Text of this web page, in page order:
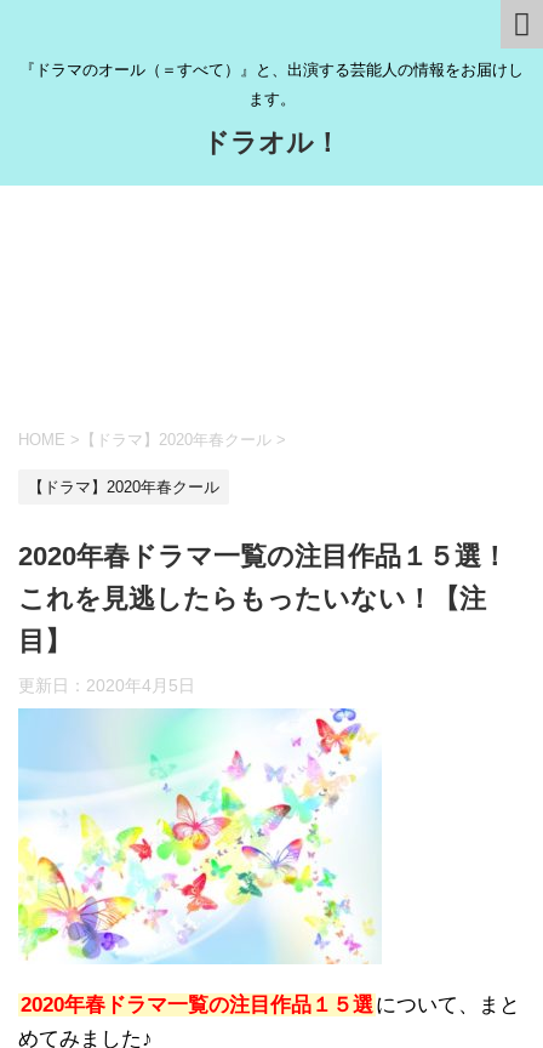
『ドラマのオール（＝すべて）』と、出演する芸能人の情報をお届けし
ます。
ドラオル！
HOME > 【ドラマ】2020年春クール >
【ドラマ】2020年春クール
2020年春ドラマ一覧の注目作品１５選！
これを見逃したらもったいない！【注
目】
更新日： 2020年4月5日
2020年春ドラマ一覧の注目作品１５選 について、まと
めてみました♪